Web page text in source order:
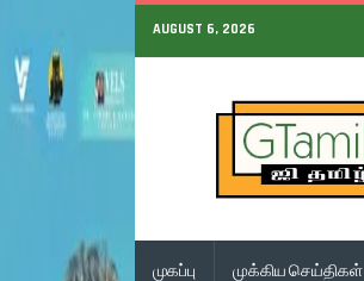
AUGUST 6, 2026
முகப்பு முக்கிய செய்திகள்